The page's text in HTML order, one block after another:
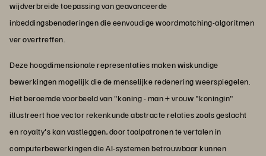
wijdverbreide toepassing van geavanceerde
inbeddingsbenaderingen die eenvoudige woordmatching-algoritmen
ver overtreffen.
Deze hoogdimensionale representaties maken wiskundige
bewerkingen mogelijk die de menselijke redenering weerspiegelen.
Het beroemde voorbeeld van "koning - man + vrouw "koningin"
illustreert hoe vector rekenkunde abstracte relaties zoals geslacht
en royalty's kan vastleggen, door taalpatronen te vertalen in
computerbewerkingen die AI-systemen betrouwbaar kunnen